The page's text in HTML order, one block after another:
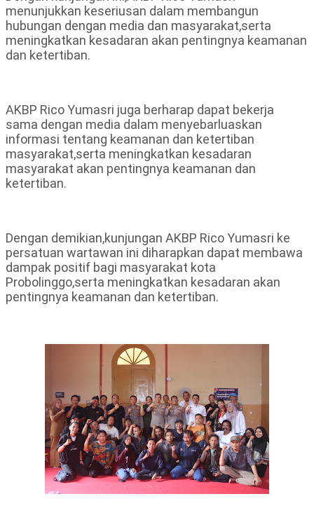
menunjukkan keseriusan dalam membangun
hubungan dengan media dan masyarakat,serta
meningkatkan kesadaran akan pentingnya keamanan
dan ketertiban.
AKBP Rico Yumasri juga berharap dapat bekerja
sama dengan media dalam menyebarluaskan
informasi tentang keamanan dan ketertiban
masyarakat,serta meningkatkan kesadaran
masyarakat akan pentingnya keamanan dan
ketertiban.
Dengan demikian,kunjungan AKBP Rico Yumasri ke
persatuan wartawan ini diharapkan dapat membawa
dampak positif bagi masyarakat kota
Probolinggo,serta meningkatkan kesadaran akan
pentingnya keamanan dan ketertiban.